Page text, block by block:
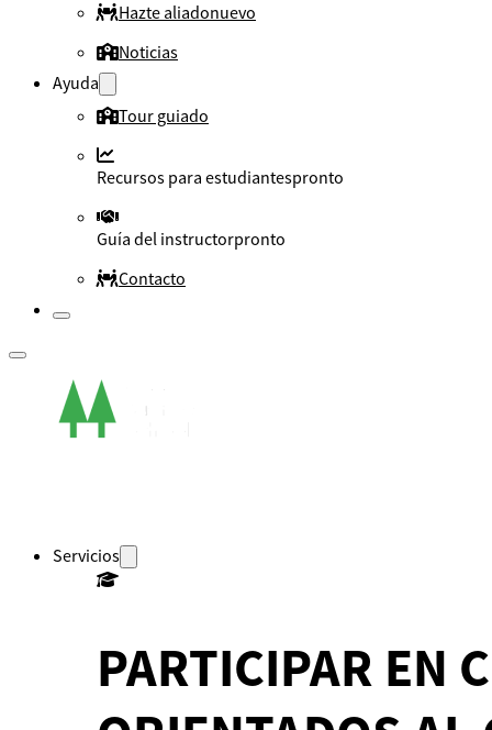
Hazte aliadonuevo
Noticias
Ayuda
Tour guiado
Recursos para estudiantespronto
Guía del instructorpronto
Contacto
Servicios
PARTICIPAR EN